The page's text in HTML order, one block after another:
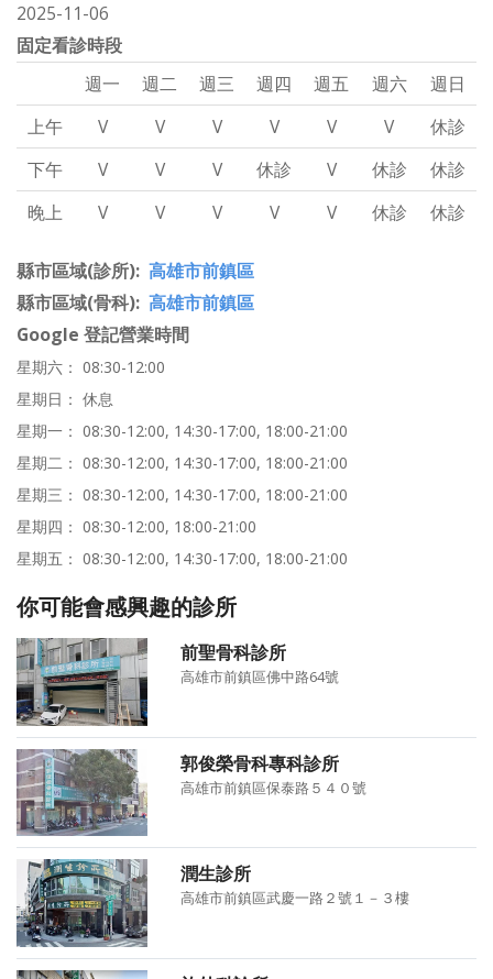
2025-11-06
固定看診時段
週一
週二 週三 週四 週五 週六
週日
上午
V V V V V V
休診
下午
V V V 休診 V 休診
休診
晚上
V V V V V 休診 休診
縣市區域(診所) 高雄市前鎮區
縣市區域(骨科) 高雄市前鎮區
Google 登記營業時間
星期六： 08:30-12:00
星期日： 休息
星期一： 08:30-12:00, 14:30-17:00, 18:00-21:00
星期二： 08:30-12:00, 14:30-17:00, 18:00-21:00
星期三： 08:30-12:00, 14:30-17:00, 18:00-21:00
星期四： 08:30-12:00, 18:00-21:00
星期五： 08:30-12:00, 14:30-17:00, 18:00-21:00
你可能會感興趣的診所
前聖骨科診所
高雄市前鎮區佛中路64號
郭俊榮骨科專科診所
高雄市前鎮區保泰路５４０號
潤生診所
高雄市前鎮區武慶一路２號１－３樓